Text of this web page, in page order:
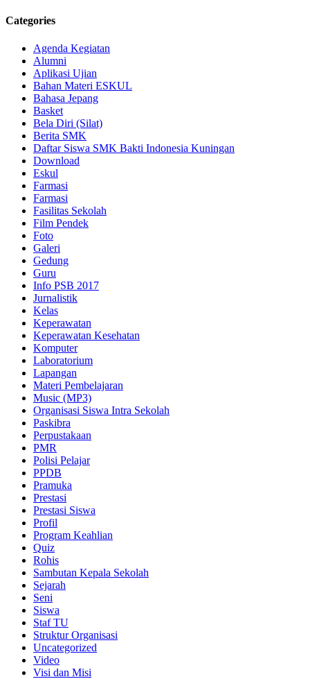
Categories
Agenda Kegiatan
Alumni
Aplikasi Ujian
Bahan Materi ESKUL
Bahasa Jepang
Basket
Bela Diri (Silat)
Berita SMK
Daftar Siswa SMK Bakti Indonesia Kuningan
Download
Eskul
Farmasi
Farmasi
Fasilitas Sekolah
Film Pendek
Foto
Galeri
Gedung
Guru
Info PSB 2017
Jurnalistik
Kelas
Keperawatan
Keperawatan Kesehatan
Komputer
Laboratorium
Lapangan
Materi Pembelajaran
Music (MP3)
Organisasi Siswa Intra Sekolah
Paskibra
Perpustakaan
PMR
Polisi Pelajar
PPDB
Pramuka
Prestasi
Prestasi Siswa
Profil
Program Keahlian
Quiz
Rohis
Sambutan Kepala Sekolah
Sejarah
Seni
Siswa
Staf TU
Struktur Organisasi
Uncategorized
Video
Visi dan Misi